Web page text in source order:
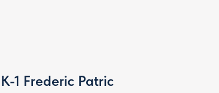
K-1 Frederic Patric